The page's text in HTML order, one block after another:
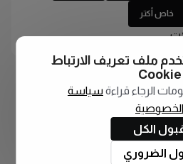
خاص أكتر
ملف تعريف الارتباط
Cookie
الرجاء قراءة سياسة
الخصوصية
الكل
الضروري